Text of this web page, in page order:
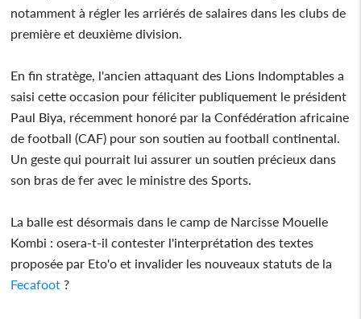
notamment à régler les arriérés de salaires dans les clubs de
première et deuxième division.
En fin stratège, l'ancien attaquant des Lions Indomptables a
saisi cette occasion pour féliciter publiquement le président
Paul Biya, récemment honoré par la Confédération africaine
de football (CAF) pour son soutien au football continental.
Un geste qui pourrait lui assurer un soutien précieux dans
son bras de fer avec le ministre des Sports.
La balle est désormais dans le camp de Narcisse Mouelle
Kombi : osera-t-il contester l'interprétation des textes
proposée par Eto'o et invalider les nouveaux statuts de la
Fecafoot ?